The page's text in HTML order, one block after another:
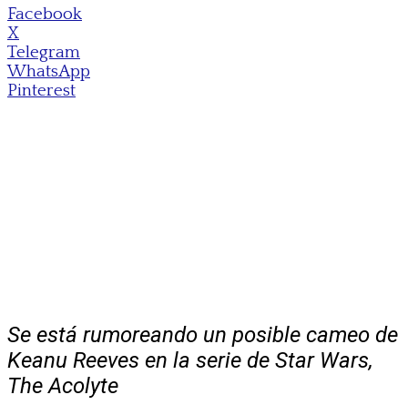
Facebook
X
Telegram
WhatsApp
Pinterest
Se está rumoreando un posible cameo de
Keanu Reeves en la serie de Star Wars,
The Acolyte